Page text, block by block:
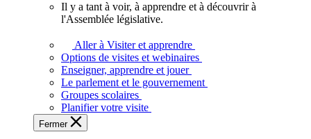
voir,
apprendre
et
à
Il y a tant à voir, à apprendre et à découvrir à
l'Assemblée législative.
Aller à Visiter et apprendre
Options de visites et webinaires
Enseigner, apprendre et jouer
Le parlement et le gouvernement
Groupes scolaires
Planifier votre visite
Fermer